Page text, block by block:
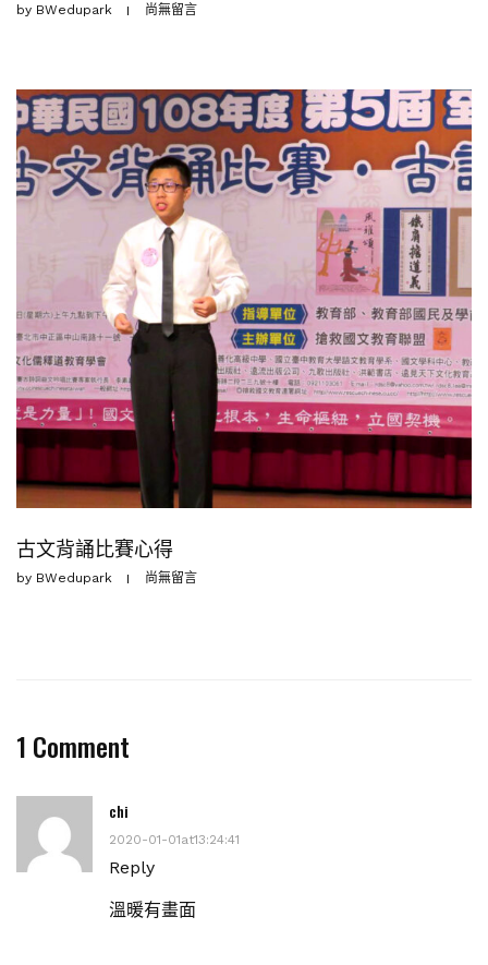
by BWedupark 尚無留言
古文背誦比賽心得
by BWedupark 尚無留言
1 Comment
chi
2020-01-01at13:24:41
Reply
溫暖有畫面